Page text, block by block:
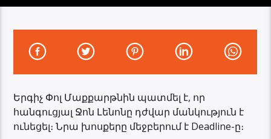
Երգիչ Փոլ Մաքքարթնին պատմել է, որ
հանգուցյալ Ջոն Լենոնը դժվար մանկություն է
ունեցել։ Նրա խոսքերը մեջբերում է Deadline-ը։